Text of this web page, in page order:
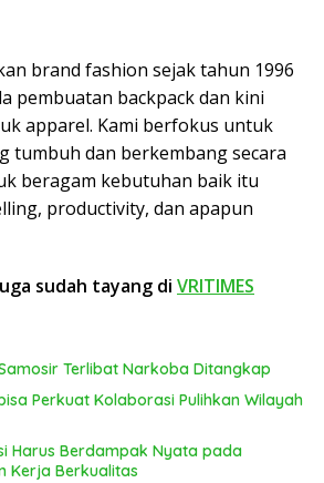
brand fashion sejak tahun 1996
pembuatan backpack dan kini
apparel. Kami berfokus untuk
tumbuh dan berkembang secara
beragam kebutuhan baik itu
productivity, dan apapun
sudah tayang di VRITIMES
Terlibat Narkoba Ditangkap
Perkuat Kolaborasi Pulihkan Wilayah
Harus Berdampak Nyata pada
Kerja Berkualitas